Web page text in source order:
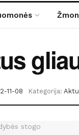
11-08 Kategorija: